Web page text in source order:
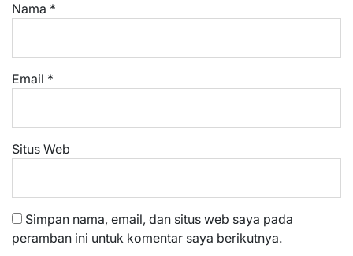
Nama *
Email *
Situs Web
Simpan nama, email, dan situs web saya pada
peramban ini untuk komentar saya berikutnya.